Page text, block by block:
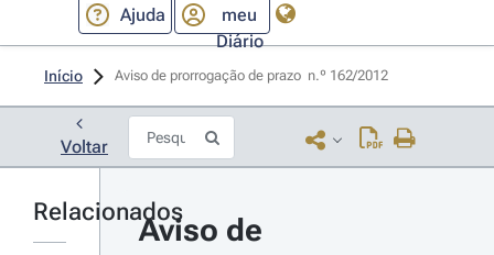
Ajuda
meu
Diário
Início Aviso de prorrogação de prazo  n.º 162/2012
Voltar
Relacionados
Aviso de